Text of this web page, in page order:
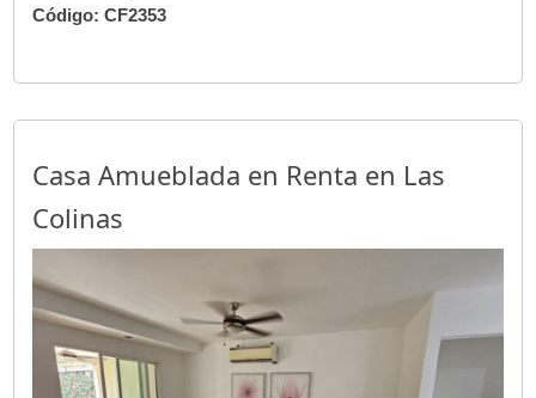
Código: CF2353
Casa Amueblada en Renta en Las
Colinas